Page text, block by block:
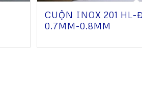
CUỘN INOX 201 HL-
0.7MM-0.8MM